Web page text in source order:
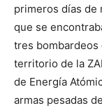
primeros días de
que se
tres bombardeos
territorio de la
de Energía
armas pesadas